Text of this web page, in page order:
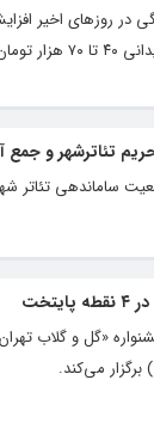
در روزهای اخیر
حتی...
تئاترشهر و جمع
ساماندهی تئاتر
می‌کند.